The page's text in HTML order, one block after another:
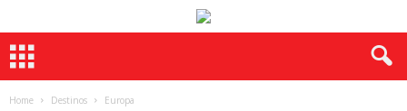
Home Destinos Europa